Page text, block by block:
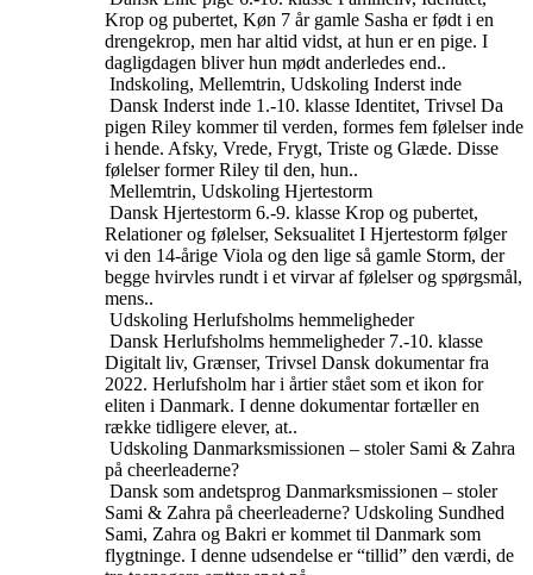
Krop og pubertet, Køn 7 år gamle Sasha er født i en
drengekrop, men har altid vidst, at hun er en pige. I
dagligdagen bliver hun mødt anderledes end..
Indskoling, Mellemtrin, Udskoling Inderst inde
Dansk Inderst inde 1.-10. klasse Identitet, Trivsel Da
pigen Riley kommer til verden, formes fem følelser inde
i hende. Afsky, Vrede, Frygt, Triste og Glæde. Disse
følelser former Riley til den, hun..
Mellemtrin, Udskoling Hjertestorm
Dansk Hjertestorm 6.-9. klasse Krop og pubertet,
Relationer og følelser, Seksualitet I Hjertestorm følger
vi den 14-årige Viola og den lige så gamle Storm, der
begge hvirvles rundt i et virvar af følelser og spørgsmål,
mens..
Udskoling Herlufsholms hemmeligheder
Dansk Herlufsholms hemmeligheder 7.-10. klasse
Digitalt liv, Grænser, Trivsel Dansk dokumentar fra
2022. Herlufsholm har i årtier stået som et ikon for
eliten i Danmark. I denne dokumentar fortæller en
række tidligere elever, at..
Udskoling Danmarksmissionen – stoler Sami & Zahra
på cheerleaderne?
Dansk som andetsprog Danmarksmissionen – stoler
Sami & Zahra på cheerleaderne? Udskoling Sundhed
Sami, Zahra og Bakri er kommet til Danmark som
flygtninge. I denne udsendelse er “tillid” den værdi, de